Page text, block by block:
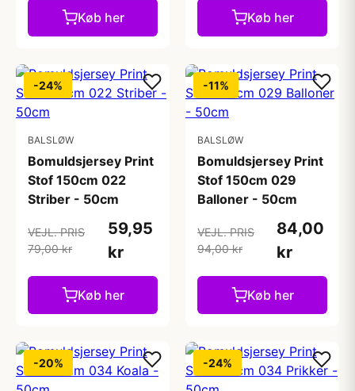
Køb her Køb her
-24%
BALSLØW
Bomuldsjersey Print
Stof 150cm 022
Striber - 50cm
VEJL. PRIS
79,00 kr
59,95
kr
Køb her
-11%
BALSLØW
Bomuldsjersey Print
Stof 150cm 029
Balloner - 50cm
VEJL. PRIS
94,00 kr
84,00
kr
Køb her
-20% -24%